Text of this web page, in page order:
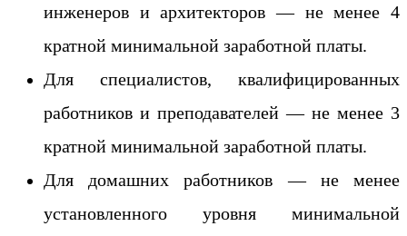
инженеров и архитекторов — не менее 4
кратной минимальной заработной платы.
Для специалистов, квалифицированных
работников и преподавателей — не менее 3
кратной минимальной заработной платы.
Для домашних работников — не менее
установленного уровня минимальной